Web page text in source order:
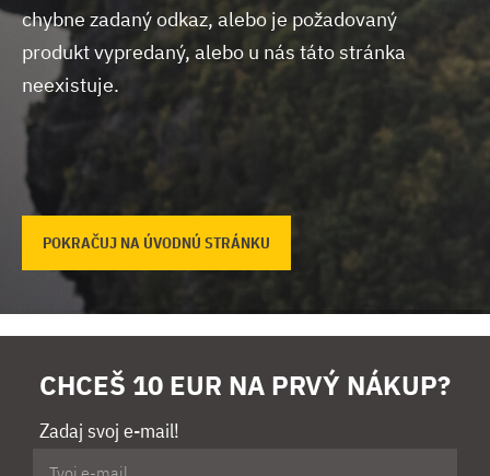
chybne zadaný odkaz, alebo je požadovaný
produkt vypredaný, alebo u nás táto stránka
neexistuje.
POKRAČUJ NA ÚVODNÚ STRÁNKU
CHCEŠ 10 EUR NA PRVÝ NÁKUP?
Zadaj svoj e-mail!